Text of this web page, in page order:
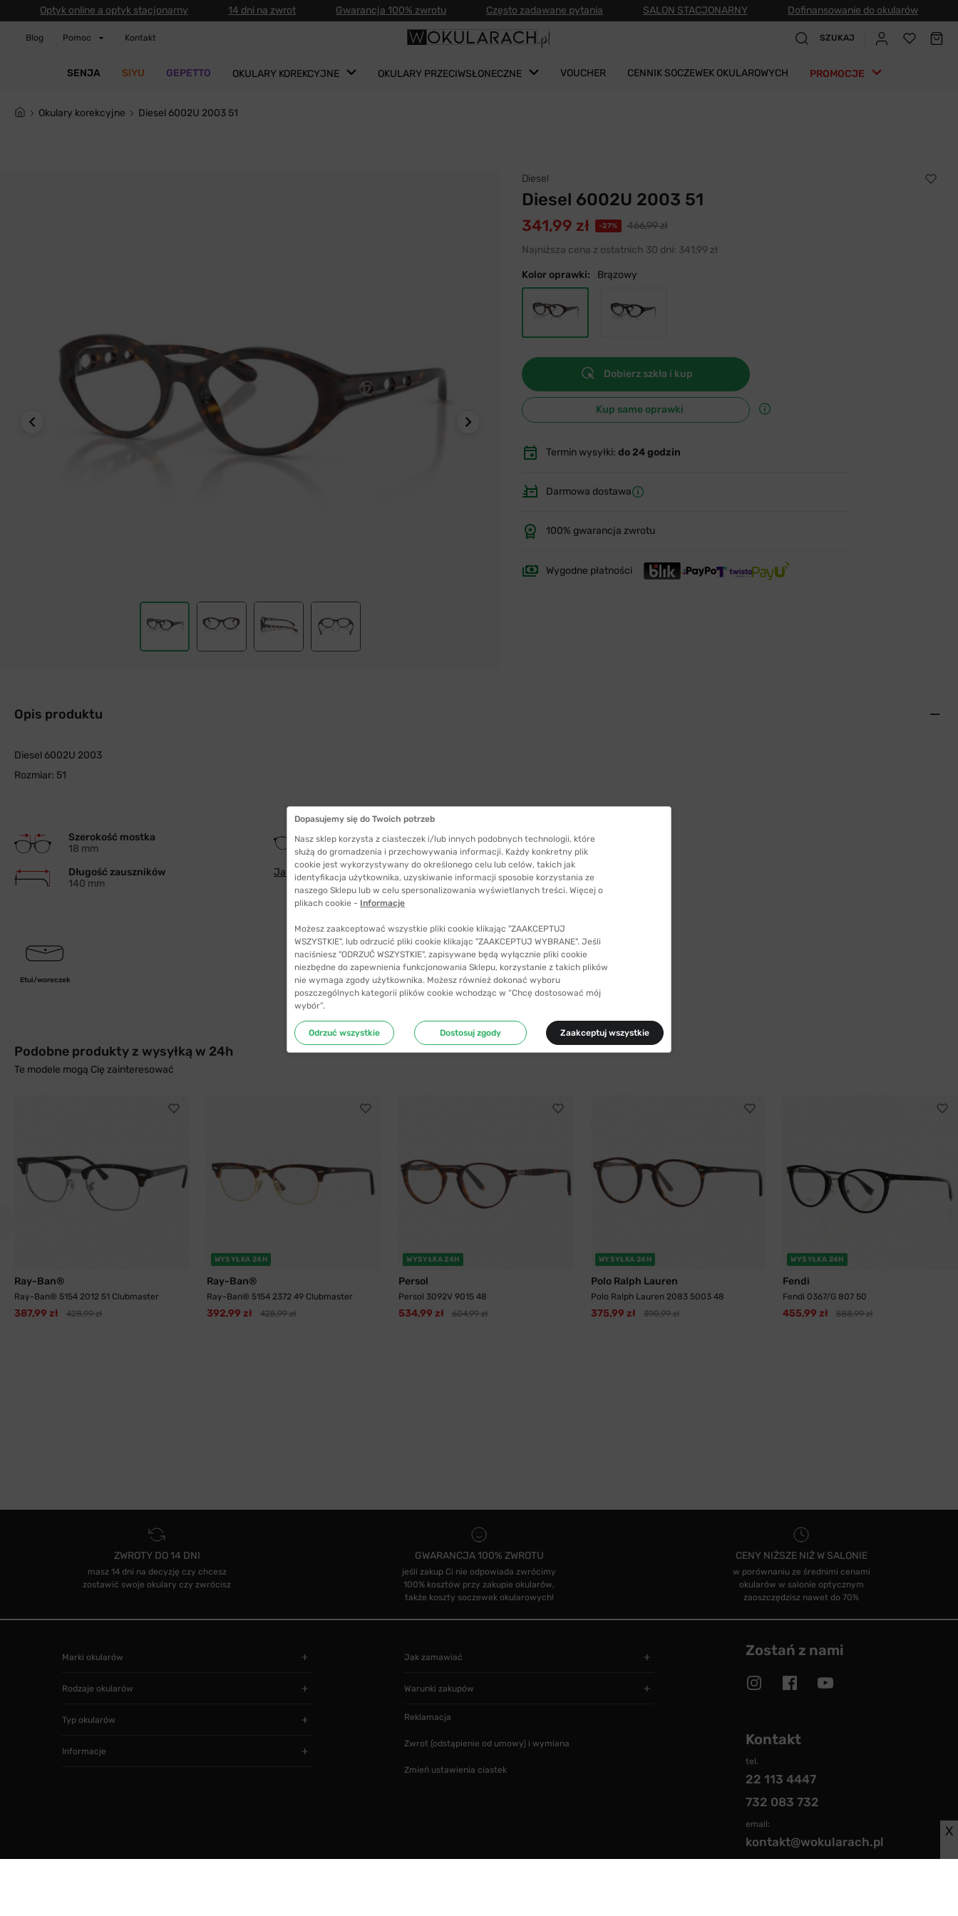
Optyk online a optyk stacjonarny 14 dni na zwrot Gwarancja 100% zwrotu Często zadawane pytania SALON STACJONARNY Dofinansowanie do okularów
Blog Pomoc Kontakt SZUKAJ
SENJA SIYU GEPETTO OKULARY KOREKCYJNE OKULARY PRZECIWSŁONECZNE VOUCHER CENNIK SOCZEWEK OKULAROWYCH PROMOCJE
Okulary korekcyjne Diesel 6002U 2003 51
Diesel
Diesel 6002U 2003 51
341,99 zł -27%
466,99 zł
Najniższa cena z ostatnich 30 dni: 341,99 zł
Kolor oprawki: Brązowy
Dobierz szkła i kup
Kup same oprawki
Termin wysyłki: do 24 godzin
Darmowa dostawa
100% gwarancja zwrotu
Wygodne płatności
Opis produktu
Diesel 6002U 2003
Rozmiar: 51
Szerokość mostka
18 mm
Szerokość szkła
51 mm
Długość zauszników
140 mm
Jak wybrać odpowiedni rozmiar
Etui/woreczek
Podobne produkty z wysyłką w 24h
Te modele mogą Cię zainteresować
Ray-Ban®
Ray-Ban® 5154 2012 51 Clubmaster
387,99 zł 428,99 zł
WYSYŁKA 24H
Ray-Ban®
Ray-Ban® 5154 2372 49 Clubmaster
392,99 zł 428,99 zł
WYSYŁKA 24H
Persol
Persol 3092V 9015 48
534,99 zł 604,99 zł
WYSYŁKA 24H
Polo Ralph Lauren
Polo Ralph Lauren 2083 5003 48
375,99 zł 390,99 zł
WYSYŁKA 24H
Fendi
Fendi 0367/G 807 50
455,99 zł 588,99 zł
ZWROTY DO 14 DNI
masz 14 dni na decyzję czy chcesz
zostawić swoje okulary czy zwrócisz
GWARANCJA 100% ZWROTU
jeśli zakup Ci nie odpowiada zwrócimy
100% kosztów przy zakupie okularów,
także koszty soczewek okularowych!
CENY NIŻSZE NIŻ W SALONIE
w porównaniu ze średnimi cenami
okularów w salonie optycznym
zaoszczędzisz nawet do 70%
Zostań z nami
Kontakt
tel.
22 113 4447
732 083 732
email:
kontakt@wokularach.pl
Marki okularów
Rodzaje okularów
Typ okularów
Informacje
Jak zamawiać
Warunki zakupów
Reklamacja
Zwrot (odstąpienie od umowy) i wymiana
Zmień ustawienia ciastek
Dopasujemy się do Twoich potrzeb
Nasz sklep korzysta z ciasteczek i/lub innych podobnych technologii, które
służą do gromadzenia i przechowywania informacji. Każdy konkretny plik
cookie jest wykorzystywany do określonego celu lub celów, takich jak
identyfikacja użytkownika, uzyskiwanie informacji sposobie korzystania ze
naszego Sklepu lub w celu spersonalizowania wyświetlanych treści. Więcej o
plikach cookie - Informacje
Możesz zaakceptować wszystkie pliki cookie klikając "ZAAKCEPTUJ
WSZYSTKIE", lub odrzucić pliki cookie klikając "ZAAKCEPTUJ WYBRANE". Jeśli
naciśniesz "ODRZUĆ WSZYSTKIE", zapisywane będą wyłącznie pliki cookie
niezbędne do zapewnienia funkcjonowania Sklepu, korzystanie z takich plików
nie wymaga zgody użytkownika. Możesz również dokonać wyboru
poszczególnych kategorii plików cookie wchodząc w “Chcę dostosować mój
wybór”.
Odrzuć wszystkie Dostosuj zgody Zaakceptuj wszystkie
X